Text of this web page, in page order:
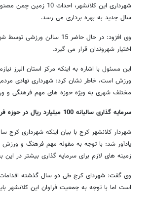
شهرداری این
سال جدید به بهره برداری می رسد.
اختیار شهروندان قرار می گیرد.
این مسئول با اشاره به اینکه مرکز استان البرز
ورزش است، خاطر نشان کرد:‌ شهرداری نهادی
مختلف شهری به ویژه حوزه های مهم فرهنگی و
سرمایه گذاری سالیانه 100 میلیارد ریال در حوزه فرهنگی، ورزشی
یادآور شد:‌ با توجه به مقوله مهم فرهنگ و ورزش
زمینه های لازم برای سرمایه گذاری بیشتر در
وی گفت: شهردای کرج طی دو سال گذشته اقدامات
است اما با توجه به جمعیت فراوان این کلانشهر